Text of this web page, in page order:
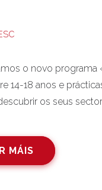
o novo programa
14-18 anos e
os seus
MÁIS